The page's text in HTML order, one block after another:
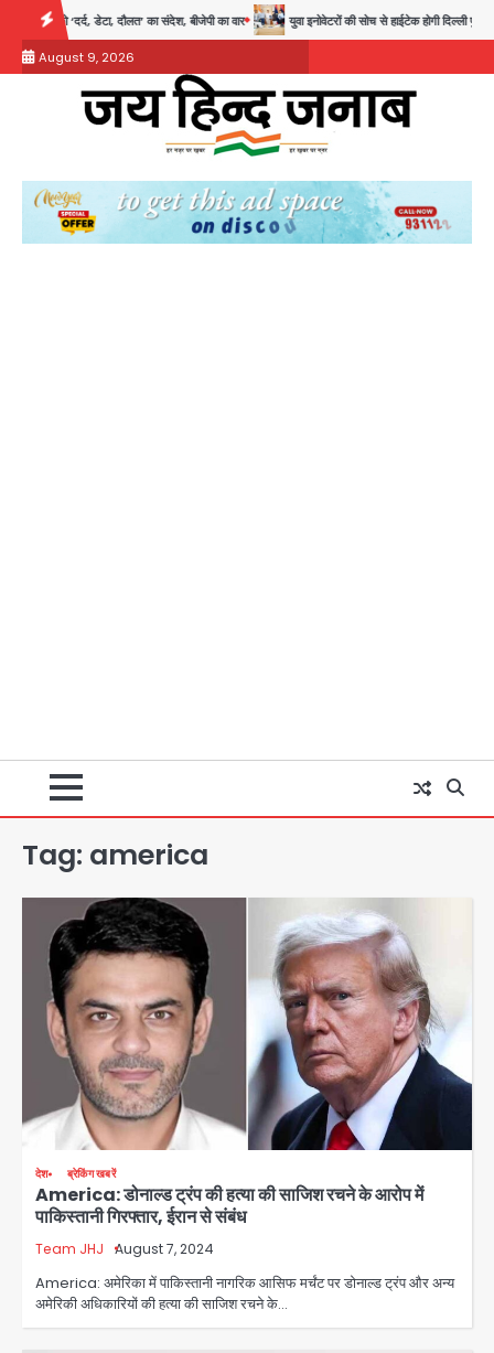
content
डेटा, दौलत’ का संदेश, बीजेपी का वार युवा इनोवेटरों की सोच से हाईटेक होगी दिल्ली पुलिस
August 9, 2026
Tag: america
देश ब्रेकिंग खबरें
America: डोनाल्ड ट्रंप की हत्या की साजिश रचने के आरोप में
पाकिस्तानी गिरफ्तार, ईरान से संबंध
Team JHJ August 7, 2024
America: अमेरिका में पाकिस्तानी नागरिक आसिफ मर्चंट पर डोनाल्ड ट्रंप और अन्य
अमेरिकी अधिकारियों की हत्या की साजिश रचने के…Rahul Gandhi’s Prayagraj
speech: युवाओं को ‘दर्द, डेटा, दौलत’ का